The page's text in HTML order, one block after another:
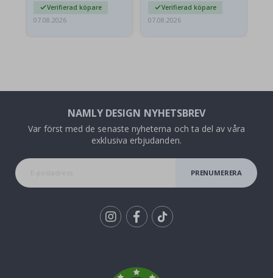
Verifierad köpare
07.08.2026
Verifierad köpare
07.08.2026
NAMLY DESIGN NYHETSBREV
Var först med de senaste nyheterna och ta del av våra
exklusiva erbjudanden.
PRENUMERERA